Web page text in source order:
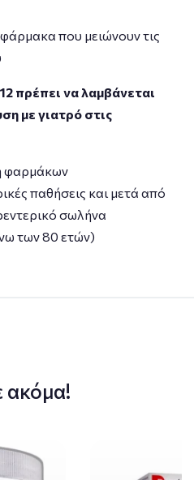
που μειώνουν τις
πρέπει να λαμβάνεται
με γιατρό στις
φαρμάκων
παθήσεις και μετά από
σωλήνα
των 80 ετών)
ακόμα!